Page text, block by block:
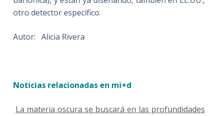
otro detector específico.
Autor: Alicia Rivera
Noticias relacionadas en mi+d
La materia oscura se buscará en las profundidades